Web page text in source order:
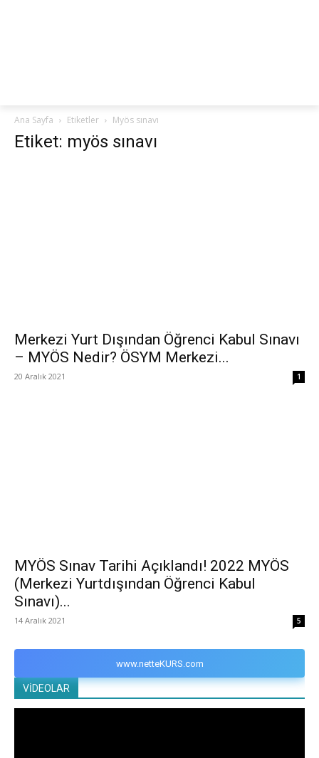
Ana Sayfa Etiketler Myös sınavı
Etiket: myös sınavı
Merkezi Yurt Dışından Öğrenci Kabul Sınavı
– MYÖS Nedir? ÖSYM Merkezi...
20 Aralık 2021 1
MYÖS Sınav Tarihi Açıklandı! 2022 MYÖS
(Merkezi Yurtdışından Öğrenci Kabul
Sınavı)...
14 Aralık 2021 5
www.netteKURS.com
VİDEOLAR